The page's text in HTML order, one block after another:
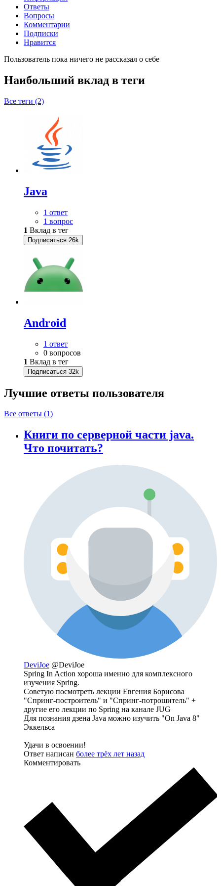
Ответы
Вопросы
Комментарии
Подписки
Нравится
Пользователь пока ничего не рассказал о себе
Наибольший вклад в теги
Все теги (2)
Java
1 ответ
1 вопрос
1 Вклад в тег
Подписаться 26k
Android
1 ответ
0 вопросов
1 Вклад в тег
Подписаться 32k
Лучшие ответы пользователя
Все ответы (1)
Книги по серверной части java.
Что почитать?
DeviJoe @DeviJoe
Spring In Action хороша именно для комплексного
изучения Spring.
Советую посмотреть лекции Евгения Борисова
"Спринг-построитель" и "Спринг-потрошитель" +
другие его лекции по Spring на канале JUG
Для познания дзена Java можно изучить "On Java 8"
Эккельса
Удачи в освоении!
Ответ написан более трёх лет назад
Комментировать